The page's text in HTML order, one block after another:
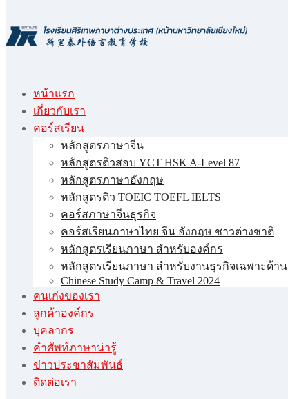
หน้าแรก
เกี่ยวกับเรา
คอร์สเรียน
หลักสูตรภาษาจีน
หลักสูตรติวสอบ YCT HSK A-Level 87
หลักสูตรภาษาอังกฤษ
หลักสูตรติว TOEIC TOEFL IELTS
คอร์สภาษาจีนธุรกิจ
คอร์สเรียนภาษาไทย จีน อังกฤษ ชาวต่างชาติ
หลักสูตรเรียนภาษา สำหรับองค์กร
หลักสูตรเรียนภาษา สำหรับงานธุรกิจเฉพาะด้าน
Chinese Study Camp & Travel 2024
คนเก่งของเรา
ลูกค้าองค์กร
บุคลากร
คําศัพท์ภาษาน่ารู้
ข่าวประชาสัมพันธ์
ติดต่อเรา